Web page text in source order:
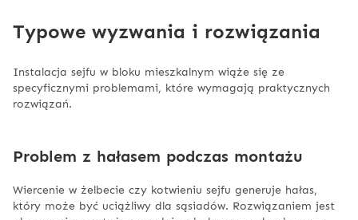
Typowe wyzwania i rozwiązania
Instalacja sejfu w bloku mieszkalnym wiąże się ze
specyficznymi problemami, które wymagają praktycznych
rozwiązań.
Problem z hałasem podczas montażu
Wiercenie w żelbecie czy kotwieniu sejfu generuje hałas,
który może być uciążliwy dla sąsiadów. Rozwiązaniem jest